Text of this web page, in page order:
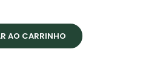
AO CARRINHO